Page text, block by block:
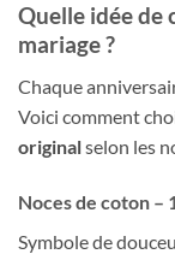
Quelle idée de
mariage ?
Chaque
Voici comment
originalselon les
Noces de coton –
Symbole de